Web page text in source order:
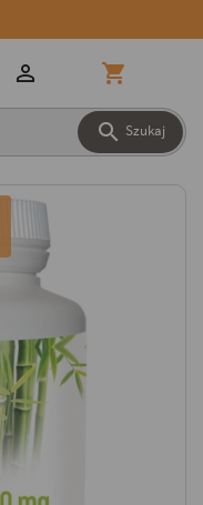
 Szukaj
 